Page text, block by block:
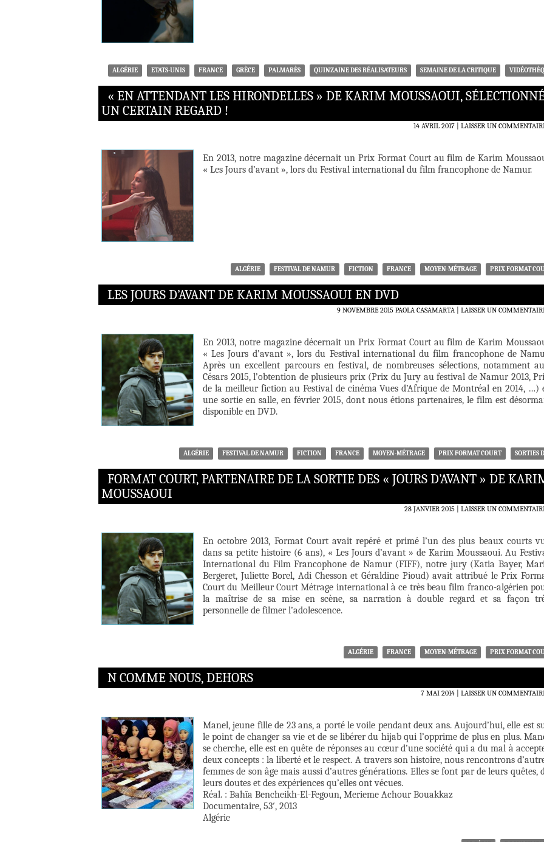
ALGÉRIE ETATS-UNIS FRANCE GRÈCE PALMARÈS QUINZAINE DES RÉALISATEURS SEMAINE DE LA CRITIQUE
« EN ATTENDANT LES HIRONDELLES » DE KARIM MOUSSAOUI,
UN CERTAIN REGARD !
14 AVRIL 2017 LAISSER UN
En 2013, notre magazine décernait un Prix Format Court au film de Karim
« Les Jours d’avant », lors du Festival international du film francophone de Namur.
ALGÉRIE FESTIVAL DE NAMUR FICTION FRANCE MOYEN-MÉTRAGE PRIX FORMAT
LES JOURS D’AVANT DE KARIM MOUSSAOUI EN DVD
9 NOVEMBRE 2015 PAOLA CASAMARTA LAISSER UN
En 2013, notre magazine décernait un Prix Format Court au film de Karim
« Les Jours d’avant », lors du Festival international du film francophone de
Après un excellent parcours en festival, de nombreuses sélections, notamment
Césars 2015, l’obtention de plusieurs prix (Prix du Jury au festival de Namur 2013,
de la meilleur fiction au Festival de cinéma Vues d’Afrique de Montréal en 2014, …)
une sortie en salle, en février 2015, dont nous étions partenaires, le film est
disponible en DVD.
ALGÉRIE FESTIVAL DE NAMUR FICTION FRANCE MOYEN-MÉTRAGE PRIX FORMAT COURT SORTIES
FORMAT COURT, PARTENAIRE DE LA SORTIE DES « JOURS D’AVANT » DE
MOUSSAOUI
28 JANVIER 2015 LAISSER UN
En octobre 2013, Format Court avait repéré et primé l’un des plus beaux courts
dans sa petite histoire (6 ans), « Les Jours d’avant » de Karim Moussaoui. Au
International du Film Francophone de Namur (FIFF), notre jury (Katia Bayer,
Bergeret, Juliette Borel, Adi Chesson et Géraldine Pioud) avait attribué le Prix
Court du Meilleur Court Métrage international à ce très beau film franco-algérien
la maîtrise de sa mise en scène, sa narration à double regard et sa façon
personnelle de filmer l’adolescence.
ALGÉRIE FRANCE MOYEN-MÉTRAGE PRIX FORMAT
N COMME NOUS, DEHORS
7 MAI 2014 LAISSER UN
Manel, jeune fille de 23 ans, a porté le voile pendant deux ans. Aujourd’hui, elle est
le point de changer sa vie et de se libérer du hijab qui l’opprime de plus en plus.
se cherche, elle est en quête de réponses au cœur d’une société qui a du mal à
deux concepts : la liberté et le respect. A travers son histoire, nous rencontrons
femmes de son âge mais aussi d’autres générations. Elles se font par de leurs quêtes,
leurs doutes et des expériences qu’elles ont vécues.
Réal. : Bahïa Bencheikh-El-Fegoun, Merieme Achour Bouakkaz
Documentaire, 53′, 2013
Algérie